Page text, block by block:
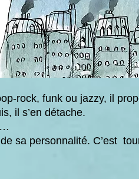
rock, funk ou jazzy, il
il s’en détache.
sa personnalité. C’est